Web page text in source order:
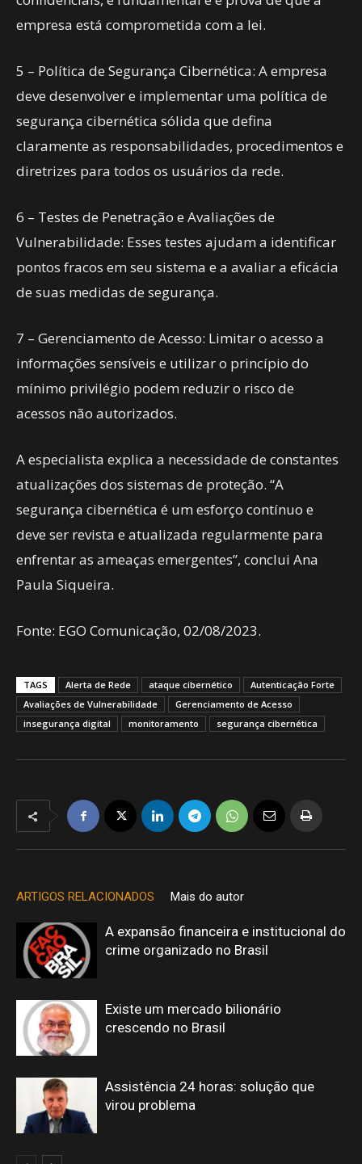
empresa está comprometida com a lei.
5 – Política de Segurança Cibernética: A empresa
deve desenvolver e implementar uma política de
segurança cibernética sólida que defina
claramente as responsabilidades, procedimentos e
diretrizes para todos os usuários da rede.
6 – Testes de Penetração e Avaliações de
Vulnerabilidade: Esses testes ajudam a identificar
pontos fracos em seu sistema e a avaliar a eficácia
de suas medidas de segurança.
7 – Gerenciamento de Acesso: Limitar o acesso a
informações sensíveis e utilizar o princípio do
mínimo privilégio podem reduzir o risco de
acessos não autorizados.
A especialista explica a necessidade de constantes
atualizações dos sistemas de proteção. “A
segurança cibernética é um esforço contínuo e
deve ser revista e atualizada regularmente para
enfrentar as ameaças emergentes”, conclui Ana
Paula Siqueira.
Fonte: EGO Comunicação, 02/08/2023.
TAGS Alerta de Rede ataque cibernético
Autenticação Forte
Avaliações de Vulnerabilidade
Gerenciamento de Acesso
insegurança digital
monitoramento segurança cibernética
ARTIGOS RELACIONADOS Mais do autor
A expansão financeira e institucional do
crime organizado no Brasil
Existe um mercado bilionário
crescendo no Brasil
Assistência 24 horas: solução que
virou problema